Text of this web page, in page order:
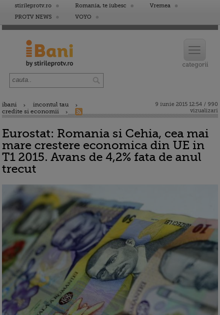
stirileprotv.ro Romania, te iubesc
Vremea
PROTV NEWS
VOYO
ibani
incontul tau
credite si economii
9 iunie 2015 12:54 / 990
vizualizari
Eurostat: Romania si Cehia, cea mai
mare crestere economica din UE in
T1 2015. Avans de 4,2% fata de anul
trecut